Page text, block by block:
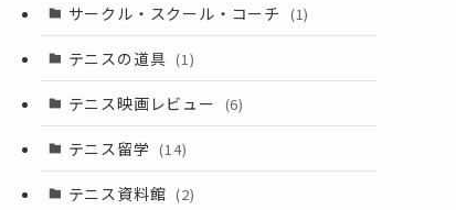
サークル・スクール・コーチ (1)
テニスの道具 (1)
テニス映画レビュー (6)
テニス留学 (14)
テニス資料館 (2)